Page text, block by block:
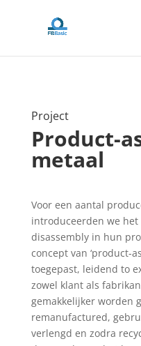
Project
Product-
metaal
Voor een aantal
introduceerden we
disassembly in hun
concept van ‘product-
toegepast, leidend to
zowel klant als
gemakkelijker worden
remanufactured,
verlengd en zodra